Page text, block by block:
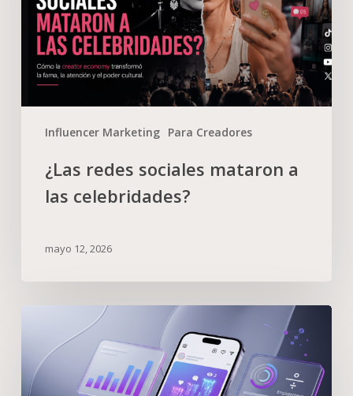
Influencer Marketing Para Creadores
¿Las redes sociales mataron a
las celebridades?
mayo 12, 2026